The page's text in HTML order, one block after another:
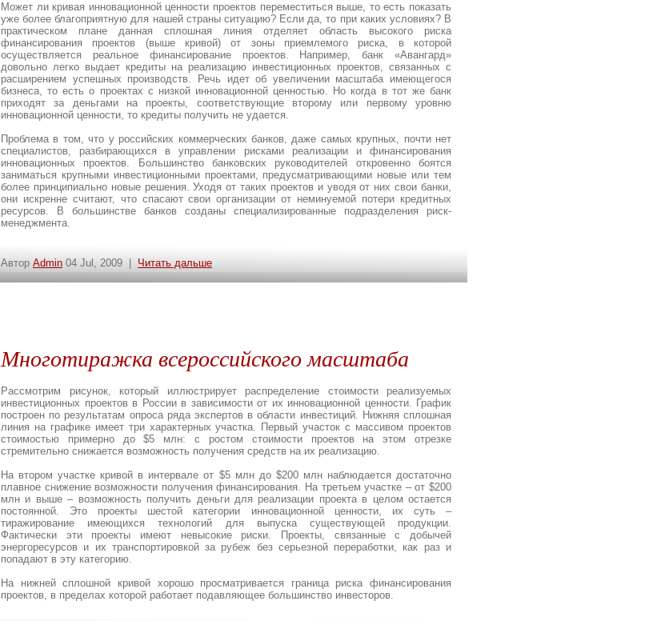
Может ли кривая инновационной ценности проектов переместиться выше, то есть показать
уже более благоприятную для нашей страны ситуацию? Если да, то при каких условиях? В
практическом плане данная сплошная линия отделяет область высокого риска
финансирования проектов (выше кривой) от зоны приемлемого риска, в которой
осуществляется реальное финансирование проектов. Например, банк «Авангард»
довольно легко выдает кредиты на реализацию инвестиционных проектов, связанных с
расширением успешных производств. Речь идет об увеличении масштаба имеющегося
бизнеса, то есть о проектах с низкой инновационной ценностью. Но когда в тот же банк
приходят за деньгами на проекты, соответствующие второму или первому уровню
инновационной ценности, то кредиты получить не удается.
Проблема в том, что у российских коммерческих банков, даже самых крупных, почти нет
специалистов, разбирающихся в управлении рисками реализации и финансирования
инновационных проектов. Большинство банковских руководителей откровенно боятся
заниматься крупными инвестиционными проектами, предусматривающими новые или тем
более принципиально новые решения. Уходя от таких проектов и уводя от них свои банки,
они искренне считают, что спасают свои организации от неминуемой потери кредитных
ресурсов. В большинстве банков созданы специализированные подразделения риск-
менеджмента.
Автор Admin 04 Jul, 2009 | Читать дальше
Многотиражка всероссийского масштаба
Рассмотрим рисунок, который иллюстрирует распределение стоимости реализуемых
инвестиционных проектов в России в зависимости от их инновационной ценности. График
построен по результатам опроса ряда экспертов в области инвестиций. Нижняя сплошная
линия на графике имеет три характерных участка. Первый участок с массивом проектов
стоимостью примерно до $5 млн: с ростом стоимости проектов на этом отрезке
стремительно снижается возможность получения средств на их реализацию.
На втором участке кривой в интервале от $5 млн до $200 млн наблюдается достаточно
плавное снижение возможности получения финансирования. На третьем участке – от $200
млн и выше – возможность получить деньги для реализации проекта в целом остается
постоянной. Это проекты шестой категории инновационной ценности, их суть –
тиражирование имеющихся технологий для выпуска существующей продукции.
Фактически эти проекты имеют невысокие риски. Проекты, связанные с добычей
энергоресурсов и их транспортировкой за рубеж без серьезной переработки, как раз и
попадают в эту категорию.
На нижней сплошной кривой хорошо просматривается граница риска финансирования
проектов, в пределах которой работает подавляющее большинство инвесторов.